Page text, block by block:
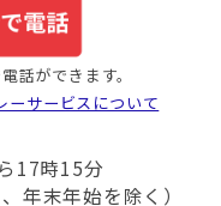
話ができます。
ーサービスについて
17時15分
年末年始を除く）